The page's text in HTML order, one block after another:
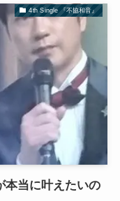
4th Single 『不協和音』
本当に叶えたいの